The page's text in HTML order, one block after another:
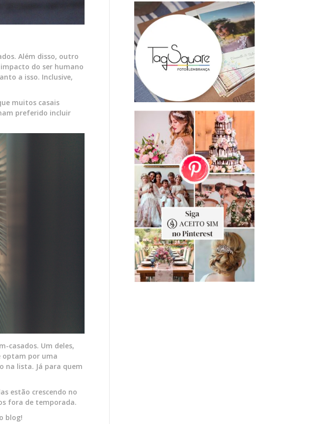
Além disso, outro
do ser humano
a isso. Inclusive,
muitos casais
preferido incluir
casados. Um deles,
optam por uma
na lista. Já para quem
estão crescendo no
fora de temporada.
blog!